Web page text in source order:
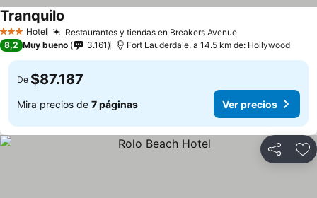
3 Estrellas
Hotel Restaurantes y tiendas en Breakers Avenue
Tranquilo
8,2 Muy bueno 3.161 Fort Lauderdale, a 14.5 km de: Hollywood
De $87.187
Mira precios de 7 páginas Ver precios
Compartir